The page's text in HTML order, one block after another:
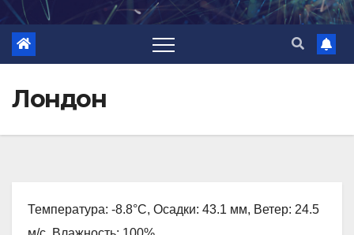
Лондон
Температура: -8.8°C, Осадки: 43.1 мм, Ветер: 24.5